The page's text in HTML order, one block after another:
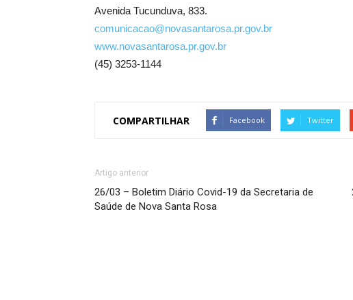
Avenida Tucunduva, 833.
comunicacao@novasantarosa.pr.gov.br
www.novasantarosa.pr.gov.br
(45) 3253-1144
COMPARTILHAR Facebook Twitter
Artigo anterior
26/03 – Boletim Diário Covid-19 da Secretaria de
Saúde de Nova Santa Rosa